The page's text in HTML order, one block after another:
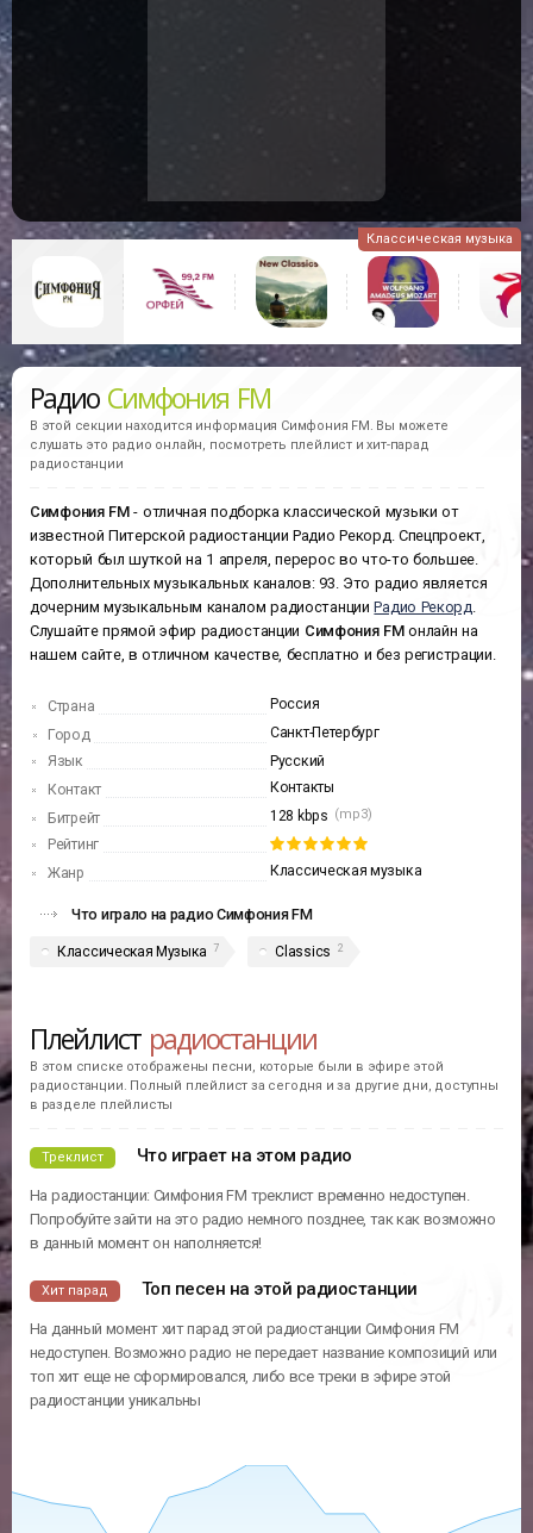
Классическая музыка
Радио Симфония FM
В этой секции находится информация Симфония FM. Вы можете
слушать это радио онлайн, посмотреть плейлист и хит-парад
радиостанции
Симфония FM- отличная подборка классической музыки от
известной Питерской радиостанции Радио Рекорд. Спецпроект,
который был шуткой на 1 апреля, перерос во что-то большее.
Дополнительных музыкальных каналов: 93. Это радио является
дочерним музыкальным каналом радиостанцииРадио Рекорд
Слушайте прямой эфир радиостанции Симфония FMонлайн на
нашем сайте, в отличном качестве, бесплатно и без регистрации.
Страна
Россия
Город
Санкт-Петербург
Язык
Русский
Контакт
Контакты
Битрейт
128 kbps (mp3)
Рейтинг
Жанр
Классическая музыка
Что играло на радио Симфония FM
Классическая Музыка 7 Classics 2
Плейлист радиостанции
В этом списке отображены песни, которые были в эфире этой
радиостанции. Полный плейлист за сегодня и за другие дни, доступны
в разделе плейлисты
Треклист Что играет на этом радио
На радиостанции: Симфония FM треклист временно недоступен.
Попробуйте зайти на это радио немного позднее, так как возможно
в данный момент он наполняется!
Хит парад Топ песен на этой радиостанции
На данный момент хит парад этой радиостанции Симфония FM
недоступен. Возможно радио не передает название композиций или
топ хит еще не сформировался, либо все треки в эфире этой
радиостанции уникальны